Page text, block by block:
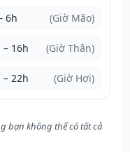
6h (Giờ Mão)
– 16h (Giờ Thân)
– 22h (Giờ Hợi)
bạn không thể có tất cả